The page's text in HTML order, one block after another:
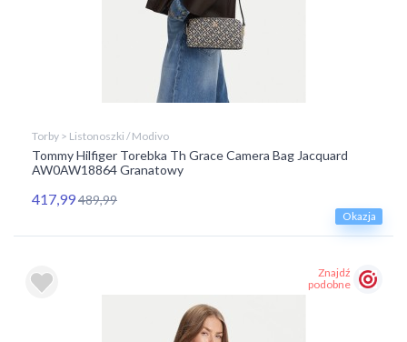
Okazja
Torby > Listonoszki / Modivo
Tommy Hilfiger Torebka Th Grace Camera Bag Jacquard
AW0AW18864 Granatowy
417,99489,99
Znajdź
podobne